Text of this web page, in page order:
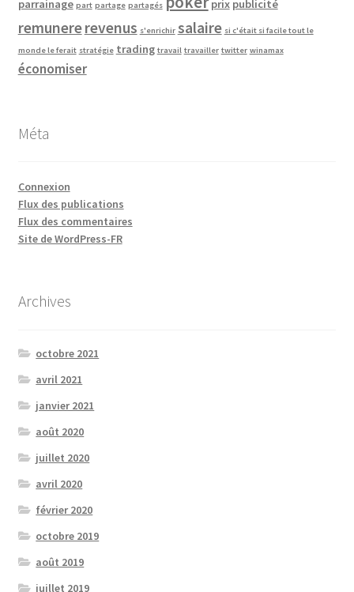
parrainage part partage partagés prix publicité
remunererevenus s'enrichir salaire si c'était si facile tout le
monde le ferait stratégie trading travail travailler twitter winamax
économiser
Méta
Connexion
Flux des publications
Flux des commentaires
Site de WordPress-FR
Archives
octobre 2021
avril 2021
janvier 2021
août 2020
juillet 2020
avril 2020
février 2020
octobre 2019
août 2019
juillet 2019